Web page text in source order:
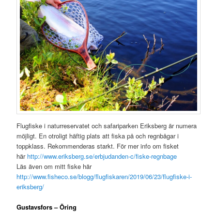
Flugfiske i naturreservatet och safariparken Eriksberg är numera
möjligt. En otroligt häftig plats att fiska på och regnbågar i
toppklass. Rekommenderas starkt. För mer info om fisket
här http://www.eriksberg.se/erbjudanden-c/fiske-regnbage
Läs även om mitt fiske här
http://www.fisheco.se/blogg/flugfiskaren/2019/06/23/flugfiske-i-
eriksberg/
Gustavsfors – Öring